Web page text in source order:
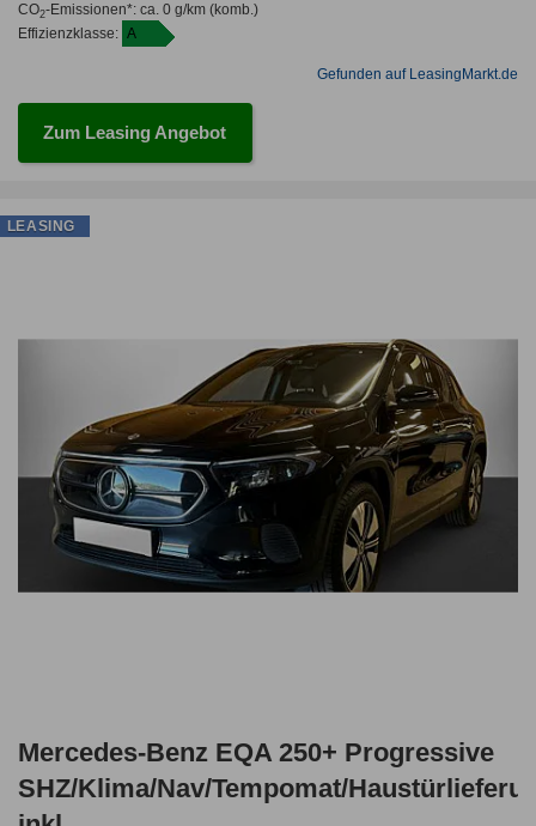
CO2-Emissionen*: ca. 0 g/km(komb.)
Effizienzklasse: A
Gefunden auf LeasingMarkt.de
Zum Leasing Angebot
Mercedes-Benz EQA 250+ Progressive
SHZ/Klima/Nav/Tempomat/
LEASING